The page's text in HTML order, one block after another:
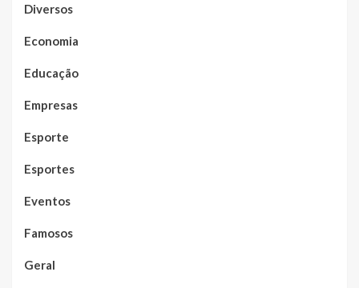
Diversos
Economia
Educação
Empresas
Esporte
Esportes
Eventos
Famosos
Geral